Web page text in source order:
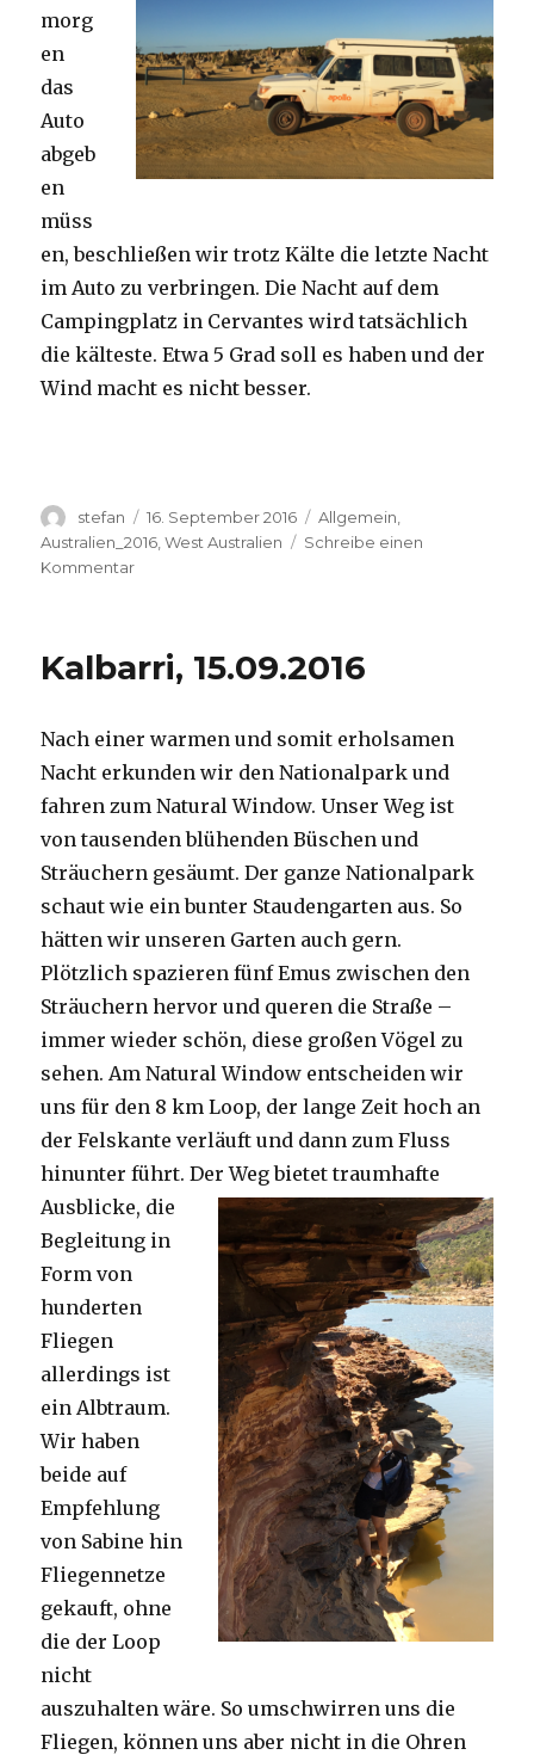
morg
en
das
Auto
abgeb
en
müss
en, beschließen wir trotz Kälte die letzte Nacht
im Auto zu verbringen. Die Nacht auf dem
Campingplatz in Cervantes wird tatsächlich
die kälteste. Etwa 5 Grad soll es haben und der
Wind macht es nicht besser.
Autor
stefan
Veröffentlicht
am
16. September 2016 Kategorien
Allgemein
Australien_2016 ,West Australien
Schreibe einen
Kommentarzu
Kalbarri, 15.09.2016
Nach einer warmen und somit erholsamen
Nacht erkunden wir den Nationalpark und
fahren zum Natural Window. Unser Weg ist
von tausenden blühenden Büschen und
Sträuchern gesäumt. Der ganze Nationalpark
schaut wie ein bunter Staudengarten aus. So
hätten wir unseren Garten auch gern.
Plötzlich spazieren fünf Emus zwischen den
Sträuchern hervor und queren die Straße –
immer wieder schön, diese großen Vögel zu
sehen. Am Natural Window entscheiden wir
uns für den 8 km Loop, der lange Zeit hoch an
der Felskante verläuft und dann zum Fluss
hinunter führt. Der Weg bietet traumhafte
Ausblicke, die
Begleitung in
Form von
hunderten
Fliegen
allerdings ist
ein Albtraum.
Wir haben
beide auf
Empfehlung
von Sabine hin
Fliegennetze
gekauft, ohne
die der Loop
nicht
auszuhalten wäre. So umschwirren uns die
Fliegen, können uns aber nicht in die Ohren